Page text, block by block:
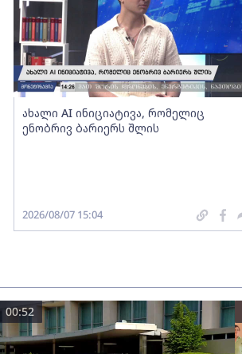
ახალი AI ინიციატივა, რომელიც
ენობრივ ბარიერს შლის
2026/08/07 15:04
00:52